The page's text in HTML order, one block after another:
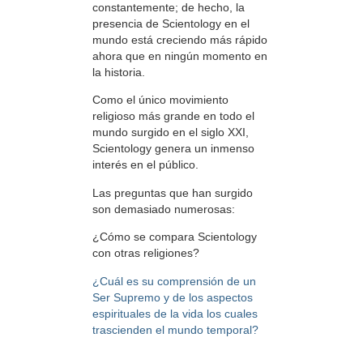
constantemente; de hecho, la
presencia de Scientology en el
mundo está creciendo más rápido
ahora que en ningún momento en
la historia.
Como el único movimiento
religioso más grande en todo el
mundo surgido en el siglo XXI,
Scientology genera un inmenso
interés en el público.
Las preguntas que han surgido
son demasiado numerosas:
¿Cómo se compara Scientology
con otras religiones?
¿Cuál es su comprensión de un
Ser Supremo y de los aspectos
espirituales de la vida los cuales
trascienden el mundo temporal?